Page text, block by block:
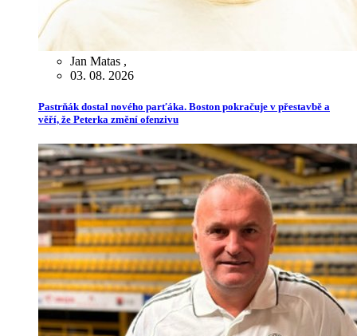
Jan Matas ,
03. 08. 2026
Pastrňák dostal nového parťáka. Boston pokračuje v přestavbě a
věří, že Peterka změní ofenzivu